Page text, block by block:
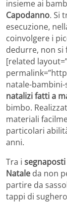
insieme ai
Capodanno. Si
esecuzione,
coinvolgere i
dedurre, non si
[related
natale-
natalizi fatti a
bimbo.
materiali
particolari
anni.
Tra i
Natale da non
partire da
tappi di